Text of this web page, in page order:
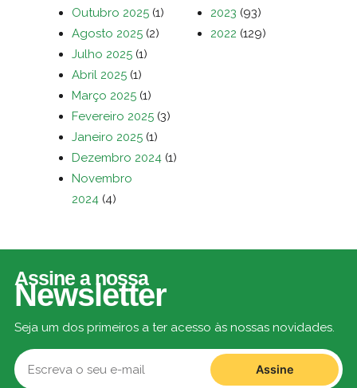
Outubro 2025 (1)
Agosto 2025 (2)
Julho 2025 (1)
Abril 2025 (1)
Março 2025 (1)
Fevereiro 2025 (3)
Janeiro 2025 (1)
Dezembro 2024 (1)
Novembro
2024 (4)
2023 (93)
2022 (129)
Assine a nossa
Newsletter
Seja um dos primeiros a ter acesso às nossas novidades.
Assine